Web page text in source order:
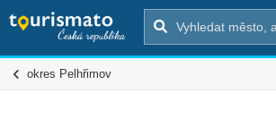
okres Pelhřimov